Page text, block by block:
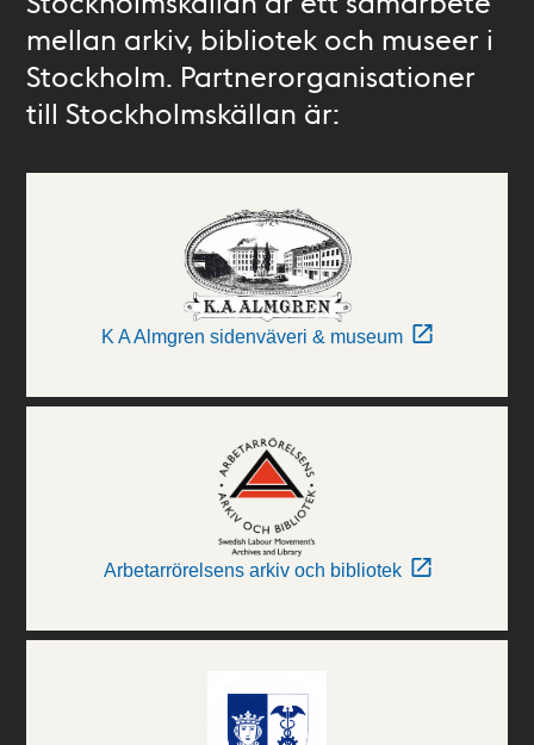
mellan arkiv, bibliotek och museer i
Stockholm. Partnerorganisationer
till Stockholmskällan är:
K A Almgren sidenväveri & museum
Arbetarrörelsens arkiv och bibliotek